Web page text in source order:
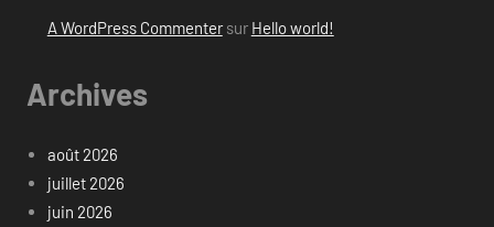
A WordPress Commentersur Hello world!
Archives
août 2026
juillet 2026
juin 2026